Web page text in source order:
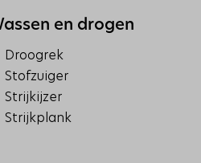
en drogen
Droogrek
Stofzuiger
Strijkijzer
Strijkplank